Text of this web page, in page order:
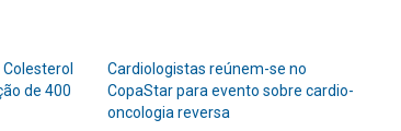
de 400
Cardiologistas reúnem-se no
CopaStar para evento sobre cardio-
oncologia reversa